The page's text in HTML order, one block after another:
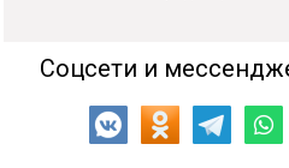
Соцсети и